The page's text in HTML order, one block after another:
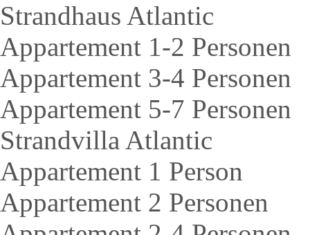
Strandhaus Atlantic
Appartement 1-2 Personen
Appartement 3-4 Personen
Appartement 5-7 Personen
Strandvilla Atlantic
Appartement 1 Person
Appartement 2 Personen